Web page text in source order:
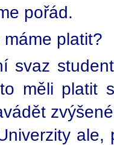
pořád.
máme platit?
svaz
měli platit
ale,